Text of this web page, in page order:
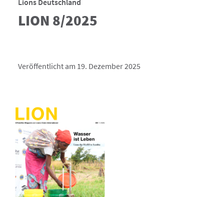
LION 8/2025
Veröffentlicht am 19. Dezember 2025